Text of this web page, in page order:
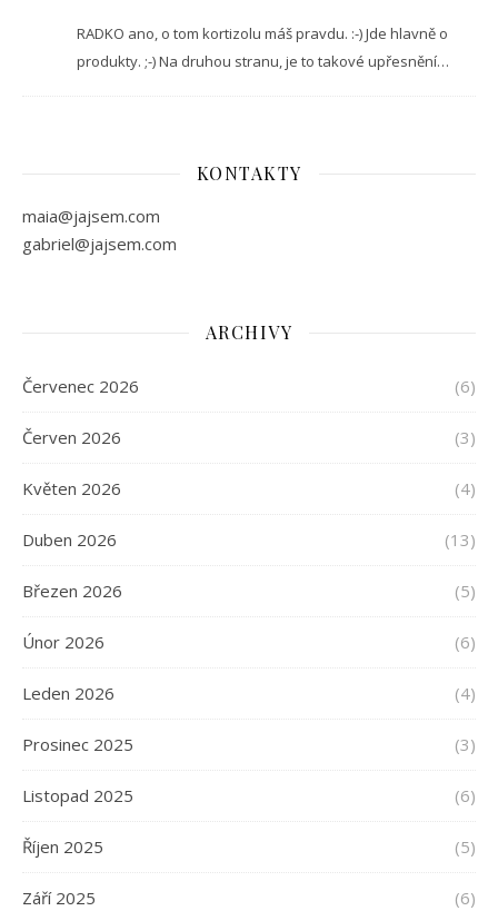
RADKO ano, o tom kortizolu máš pravdu. :-) Jde hlavně o
produkty. ;-) Na druhou stranu, je to takové upřesnění…
KONTAKTY
maia@jajsem.com
gabriel@jajsem.com
ARCHIVY
Červenec 2026 (6)
Červen 2026 (3)
Květen 2026 (4)
Duben 2026 (13)
Březen 2026 (5)
Únor 2026 (6)
Leden 2026 (4)
Prosinec 2025 (3)
Listopad 2025 (6)
Říjen 2025 (5)
Září 2025 (6)